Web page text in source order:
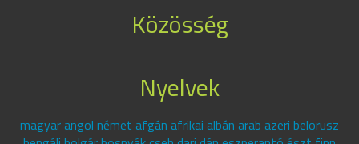
Közösség
Nyelvek
magyar angol német afgán afrikai albán arab azeri belorusz